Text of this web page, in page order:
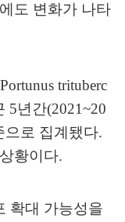
도 변화가 나타
trituberc
5년간(2021~20
으로 집계됐다.
황이다.
확대 가능성을